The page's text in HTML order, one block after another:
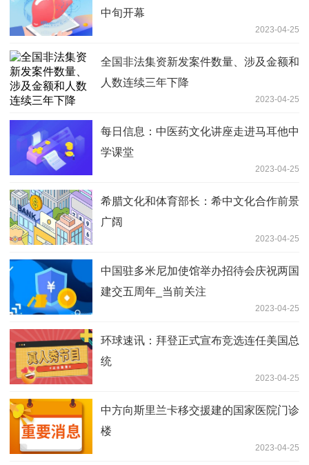
中旬开幕
2023-04-25
全国非法集资新发案件数量、涉及金额和
人数连续三年下降
2023-04-25
每日信息：中医药文化讲座走进马耳他中
学课堂
2023-04-25
希腊文化和体育部长：希中文化合作前景
广阔
2023-04-25
中国驻多米尼加使馆举办招待会庆祝两国
建交五周年_当前关注
2023-04-25
环球速讯：拜登正式宣布竞选连任美国总
统
2023-04-25
中方向斯里兰卡移交援建的国家医院门诊
楼
2023-04-25